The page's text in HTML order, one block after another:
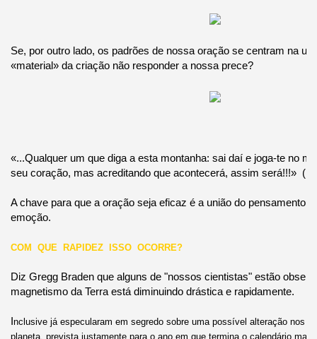
Se, por outro lado, os padrões de nossa oração se centram na
«material» da criação não responder a nossa prece?
«...Qualquer um que diga a esta montanha: sai daí e joga-te no
seu coração, mas acreditando que acontecerá, assim será!!!»
A chave para que a oração seja eficaz é a união do pensamento,
emoção.
COM QUE RAPIDEZ ISSO OCORRE?
Diz Gregg Braden que alguns de "nossos cientistas" estão
magnetismo da Terra está diminuindo drástica e rapidamente.
Inclusive já especularam em segredo sobre uma possível alteração nos
planeta, prevista justamente para o ano em que termina o calendário